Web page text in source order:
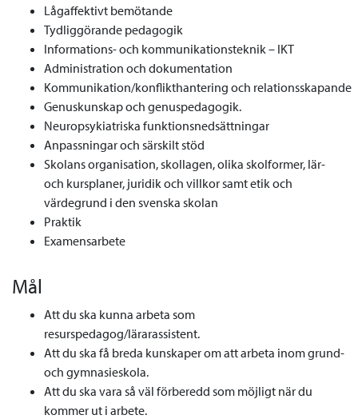
Lågaffektivt bemötande
Tydliggörande pedagogik
Informations- och kommunikationsteknik – IKT
Administration och dokumentation
Kommunikation/konflikthantering och relationsskapande
Genuskunskap och genuspedagogik.
Neuropsykiatriska funktionsnedsättningar
Anpassningar och särskilt stöd
Skolans organisation, skollagen, olika skolformer, lär-
och kursplaner, juridik och villkor samt etik och
värdegrund i den svenska skolan
Praktik
Examensarbete
Mål
Att du ska kunna arbeta som
resurspedagog/lärarassistent.
Att du ska få breda kunskaper om att arbeta inom grund-
och gymnasieskola.
Att du ska vara så väl förberedd som möjligt när du
kommer ut i arbete.